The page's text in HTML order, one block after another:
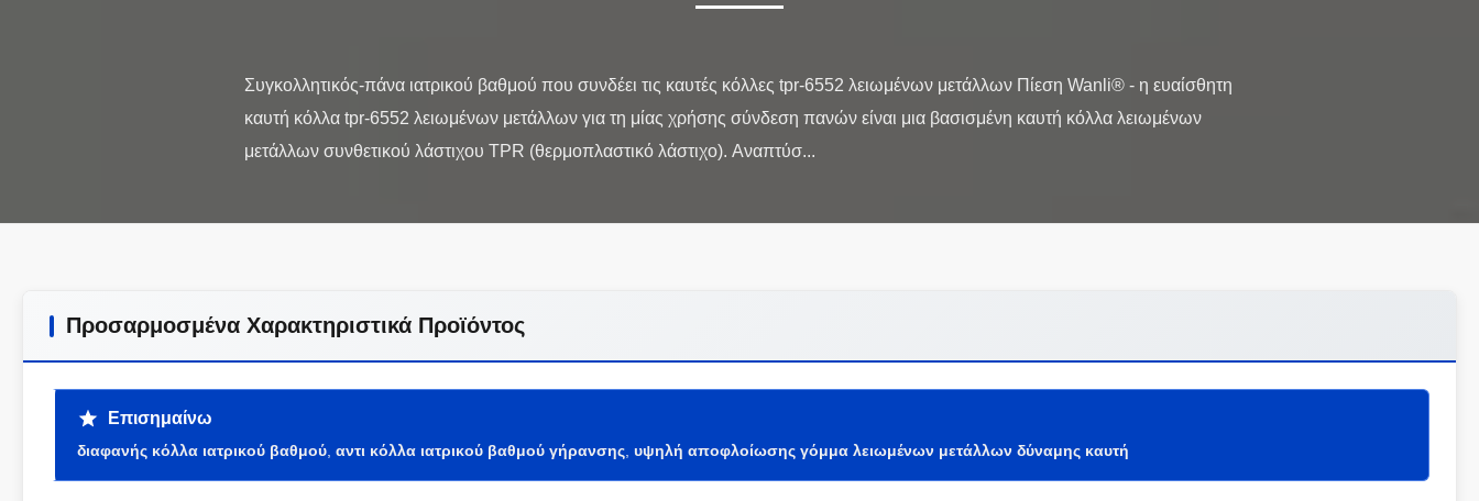
Συγκολλητικός-πάνα ιατρικού βαθμού που συνδέει τις καυτές κόλλες tpr-6552 λειωμένων μετάλλων Πίεση Wanli® - η ευαίσθητη
καυτή κόλλα tpr-6552 λειωμένων μετάλλων για τη μίας χρήσης σύνδεση πανών είναι μια βασισμένη καυτή κόλλα λειωμένων
Προσαρμοσμένα Χαρακτηριστικά Προϊόντος
Επισημαίνω
διαφανής κόλλα ιατρικού βαθμού αντι κόλλα ιατρικού βαθμού γήρανσης υψηλή αποφλοίωσης γόμμα λειωμένων μετάλλων δύναμης καυτή